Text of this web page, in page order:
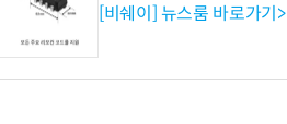
[비쉐이] 뉴스룸 바로가기>